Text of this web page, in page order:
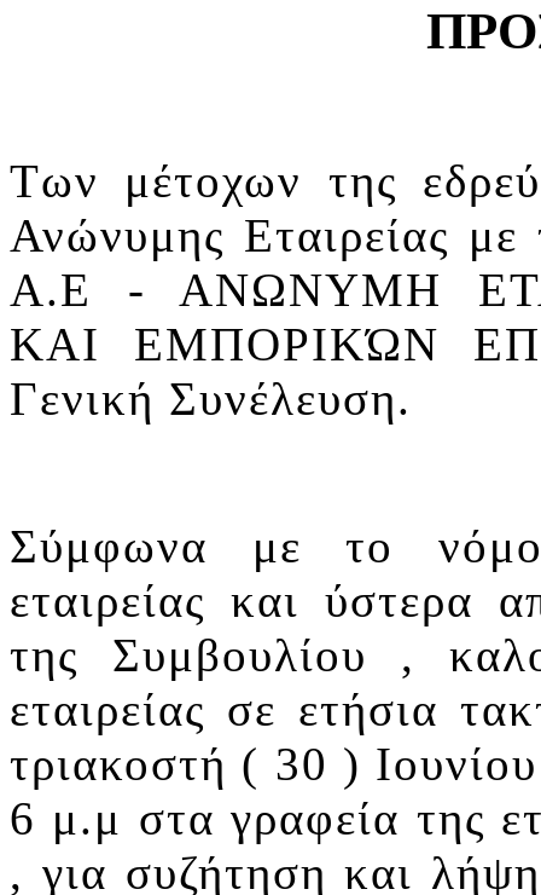
Των μέτοχων της
Ανώνυμης Εταιρείας
Α.Ε - ΑΝΩΝΥΜΗ
ΚΑΙ ΕΜΠΟΡΙΚΏΝ
Γενική Συνέλευση.
Σύμφωνα με το
εταιρείας και ύστερα
της Συμβουλίου ,
εταιρείας σε ετήσια
τριακοστή ( 30 )
6 μ.μ στα γραφεία της
, για συζήτηση και